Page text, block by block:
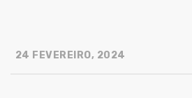
24 FEVEREIRO, 2024